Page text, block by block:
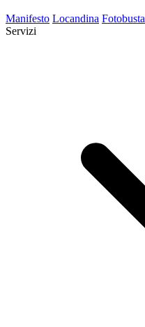
Manifesto Locandina Fotobusta
Servizi